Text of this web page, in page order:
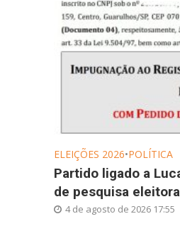
ELEIÇÕES 2026•POLÍTICA
Partido ligado a
de pesquisa
4 de agosto de 2026 17:55